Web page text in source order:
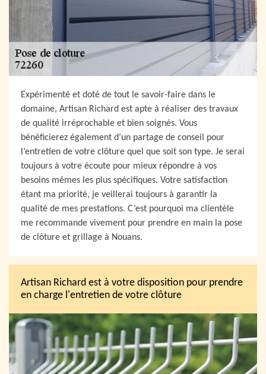
Expérimenté et doté de tout le savoir-faire dans le
domaine, Artisan Richard est apte à réaliser des travaux
de qualité irréprochable et bien soignés. Vous
bénéficierez également d’un partage de conseil pour
l’entretien de votre clôture quel que soit son type. Je serai
toujours à votre écoute pour mieux répondre à vos
besoins mêmes les plus spécifiques. Votre satisfaction
étant ma priorité, je veillerai toujours à garantir la
qualité de mes prestations. C’est pourquoi ma clientèle
me recommande vivement pour prendre en main la pose
de clôture et grillage à Nouans.
Artisan Richard est à votre disposition pour prendre
en charge l'entretien de votre clôture